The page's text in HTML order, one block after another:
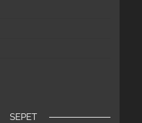
SEPET